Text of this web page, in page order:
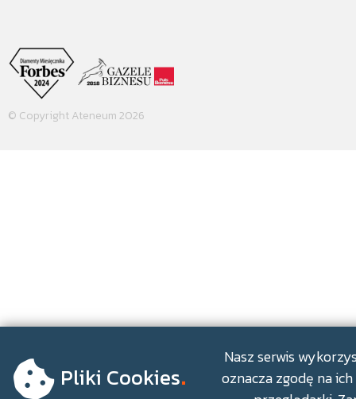
© Copyright Ateneum 2026
Pliki Cookies.
Nasz serwis
oznacza zgodę na